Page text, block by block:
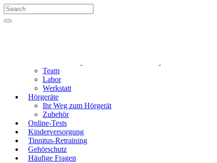
Team
Labor
Werkstatt
Hörgeräte
Ihr Weg zum Hörgerät
Zubehör
Online-Tests
Kinderversorgung
Tinnitus-Retraining
Gehörschutz
Häufige Fragen